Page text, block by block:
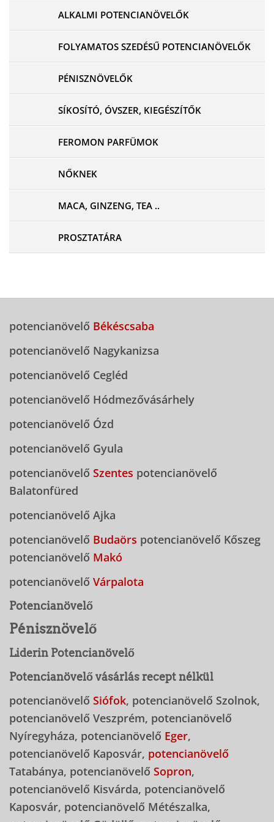
ALKALMI POTENCIANÖVELŐK
FOLYAMATOS SZEDÉSŰ POTENCIANÖVELŐK
PÉNISZNÖVELŐK
SÍKOSÍTÓ, ÓVSZER, KIEGÉSZÍTŐK
FEROMON PARFÜMOK
NŐKNEK
MACA, GINZENG, TEA ..
PROSZTATÁRA
potencianövelő Békéscsaba
potencianövelő Nagykanizsa
potencianövelő Cegléd
potencianövelő Hódmezővásárhely
potencianövelő Ózd
potencianövelő Gyula
potencianövelő Szentes potencianövelő
Balatonfüred
potencianövelő Ajka
potencianövelő Budaörs potencianövelő Kőszeg
potencianövelő Makó
potencianövelő Várpalota
Potencianövelő
Pénisznövelő
Liderin Potencianövelő
Potencianövelő vásárlás recept nélkül
potencianövelő Siófok, potencianövelő Szolnok,
potencianövelő Veszprém, potencianövelő
Nyíregyháza, potencianövelő Eger,
potencianövelő Kaposvár, potencianövelő
Tatabánya, potencianövelő Sopron,
potencianövelő Kisvárda, potencianövelő
Kaposvár, potencianövelő Métészalka,